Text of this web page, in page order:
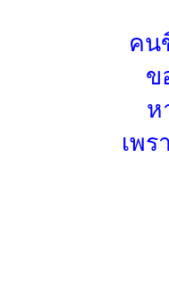
คน
ข
ห
เพร